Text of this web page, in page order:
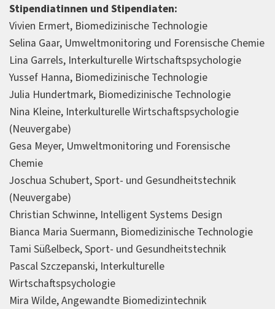
Stipendiatinnen und Stipendiaten:
Vivien Ermert, Biomedizinische Technologie
Selina Gaar, Umweltmonitoring und Forensische Chemie
Lina Garrels, Interkulturelle Wirtschaftspsychologie
Yussef Hanna, Biomedizinische Technologie
Julia Hundertmark, Biomedizinische Technologie
Nina Kleine, Interkulturelle Wirtschaftspsychologie
(Neuvergabe)
Gesa Meyer, Umweltmonitoring und Forensische
Chemie
Joschua Schubert, Sport- und Gesundheitstechnik
(Neuvergabe)
Christian Schwinne, Intelligent Systems Design
Bianca Maria Suermann, Biomedizinische Technologie
Tami Süßelbeck, Sport- und Gesundheitstechnik
Pascal Szczepanski, Interkulturelle
Wirtschaftspsychologie
Mira Wilde, Angewandte Biomedizintechnik